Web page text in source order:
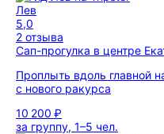
Лев
5,0
2 отзыва
Сап-прогулка в центре
Проплыть вдоль главной
с нового ракурса
10 200 ₽
за группу, 1–5 чел.